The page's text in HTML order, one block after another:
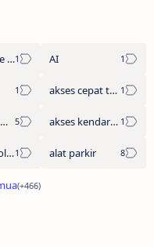
aggregator e tol AI
akses cepat tanpa antre
akses cepat wisata akses kendaraan
akses kontrol otomatis alat parkir